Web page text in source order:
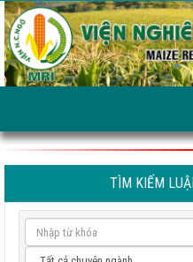
TÌM KIẾM